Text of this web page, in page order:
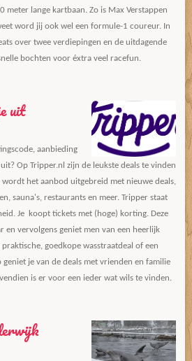
meter lange kartbaan. Zo is Max Verstappen
word jij ook wel een formule-1 coureur. In
over twee verdiepingen en de uitdagende
bochten voor éxtra veel racefun.
uit
aanbieding
Op Tripper.nl zijn de leukste deals te vinden
het aanbod uitgebreid met nieuwe deals,
sauna's, restaurants en meer. Tripper staat
Je koopt tickets met (hoge) korting. Deze
en vervolgens geniet men van een heerlijk
goedkope wasstraatdeal of een
geniet je van de deals met vrienden en familie
is er voor een ieder wat wils te vinden.